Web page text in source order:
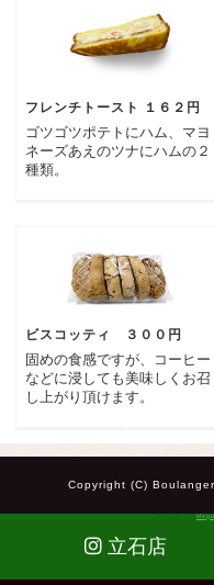
立石店
フレンチトースト １６２円
ゴツゴツポテトにハム、マヨ
ネーズあえのツナにハムの２
種類。
ビスコッティ ３００円
固めの食感ですが、コーヒー
などに浸しても美味しくお召
し上がり頂けます。
Copyright (C)
Design by